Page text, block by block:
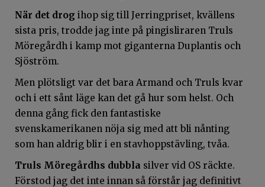
När det drog ihop sig till Jerringpriset, kvällens
sista pris, trodde jag inte på pingisliraren Truls
Möregårdh i kamp mot giganterna Duplantis och
Sjöström.
Men plötsligt var det bara Armand och Truls kvar
och i ett sånt läge kan det gå hur som helst. Och
denna gång fick den fantastiske
svenskamerikanen nöja sig med att bli nånting
som han aldrig blir i en stavhoppstävling, tvåa.
Truls Möregårdhs dubbla silver vid OS räckte.
Förstod jag det inte innan så förstår jag definitivt